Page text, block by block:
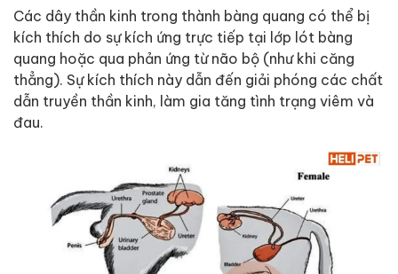
Các dây thần kinh trong thành bàng quang có thể bị
kích thích do sự kích ứng trực tiếp tại lớp lót bàng
quang hoặc qua phản ứng từ não bộ (như khi căng
thẳng). Sự kích thích này dẫn đến giải phóng các chất
dẫn truyền thần kinh, làm gia tăng tình trạng viêm và
đau.